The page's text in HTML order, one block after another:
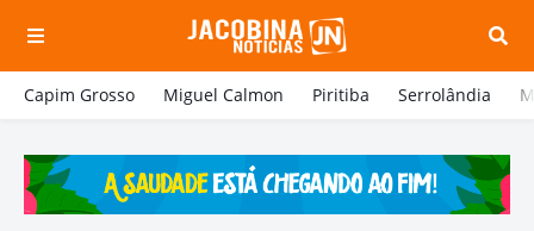
Capim Grosso Miguel Calmon Piritiba Serrolândia